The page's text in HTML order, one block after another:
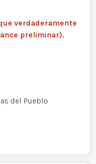
verdaderamente
preliminar).
del Pueblo